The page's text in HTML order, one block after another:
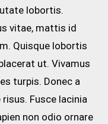
lobortis.
vitae, mattis id
Quisque lobortis
ut. Vivamus
turpis. Donec a
Fusce lacinia
non odio ornare